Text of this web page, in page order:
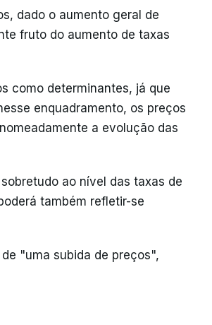
dado o aumento geral de
fruto do aumento de taxas
como determinantes, já que
enquadramento, os preços
a evolução das
ao nível das taxas de
também refletir-se
"uma subida de preços",